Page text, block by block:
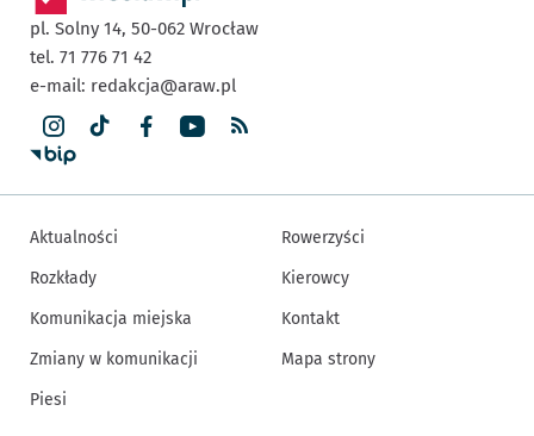
pl. Solny 14, 50-062 Wrocław
tel. 71 776 71 42
e-mail: redakcja@araw.pl
Aktualności
Rozkłady
Komunikacja miejska
Zmiany w komunikacji
Piesi
Rowerzyści
Kierowcy
Kontakt
Mapa strony